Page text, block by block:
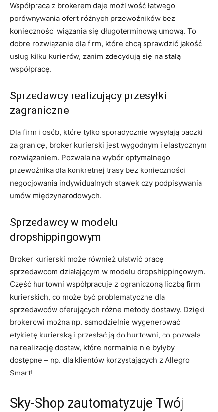
Współpraca z brokerem daje możliwość łatwego
porównywania ofert różnych przewoźników bez
konieczności wiązania się długoterminową umową. To
dobre rozwiązanie dla firm, które chcą sprawdzić jakość
usług kilku kurierów, zanim zdecydują się na stałą
współpracę.
Sprzedawcy realizujący przesyłki
zagraniczne
Dla firm i osób, które tylko sporadycznie wysyłają paczki
za granicę, broker kurierski jest wygodnym i elastycznym
rozwiązaniem. Pozwala na wybór optymalnego
przewoźnika dla konkretnej trasy bez konieczności
negocjowania indywidualnych stawek czy podpisywania
umów międzynarodowych.
Sprzedawcy w modelu
dropshippingowym
Broker kurierski może również ułatwić pracę
sprzedawcom działającym w modelu dropshippingowym.
Część hurtowni współpracuje z ograniczoną liczbą firm
kurierskich, co może być problematyczne dla
sprzedawców oferujących różne metody dostawy. Dzięki
brokerowi można np. samodzielnie wygenerować
etykietę kurierską i przesłać ją do hurtowni, co pozwala
na realizację dostaw, które normalnie nie byłyby
dostępne – np. dla klientów korzystających z Allegro
Smart!.
Sky-Shop zautomatyzuje Twój